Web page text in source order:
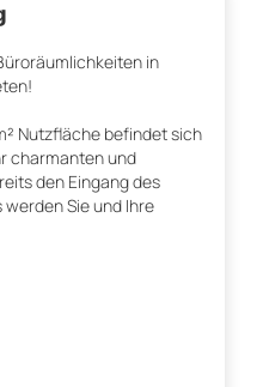
in
Nutzfläche befindet sich
charmanten und
den Eingang des
Sie und Ihre